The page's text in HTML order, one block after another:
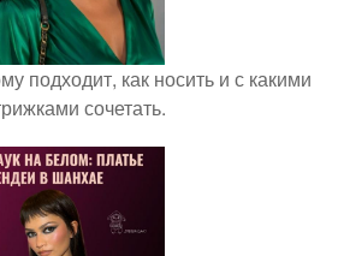
подходит, как носить и с какими
сочетать.